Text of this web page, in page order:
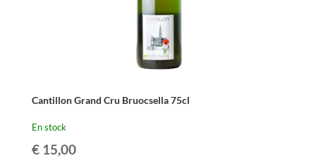
Cantillon Grand Cru Bruocsella 75cl
En stock
€15,00